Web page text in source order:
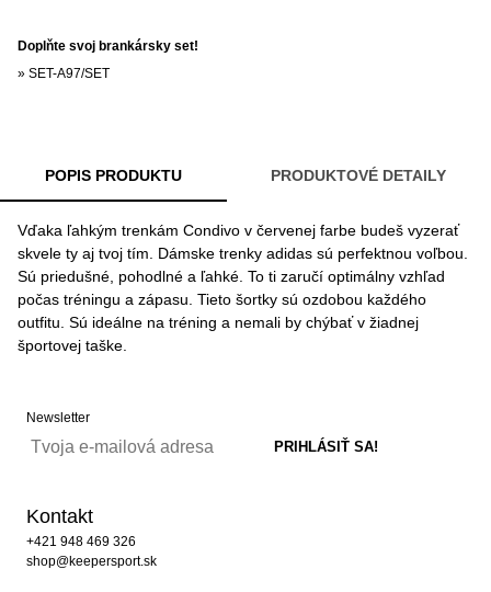
Doplňte svoj brankársky set!
» SET-A97/SET
POPIS PRODUKTU PRODUKTOVÉ DETAILY
Vďaka ľahkým trenkám Condivo v červenej farbe budeš vyzerať
skvele ty aj tvoj tím. Dámske trenky adidas sú perfektnou voľbou.
Sú priedušné, pohodlné a ľahké. To ti zaručí optimálny vzhľad
počas tréningu a zápasu. Tieto šortky sú ozdobou každého
outfitu. Sú ideálne na tréning a nemali by chýbať v žiadnej
športovej taške.
Newsletter
Kontakt
+421 948 469 326
shop@keepersport.sk